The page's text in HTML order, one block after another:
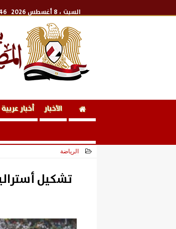
السبت ، 8 أغسطس 2026
الأخبار أخبار عربية
الرياضة
تشكيل